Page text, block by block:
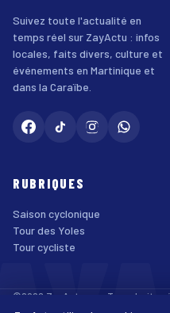
Suivez toute l'actualité en
temps réel sur ZayActu : infos
locales, faits divers, culture et
événements en Martinique et
dans la Caraïbe.
RUBRIQUES
Saison cyclonique
Tour des Yoles
Tour cycliste
©2026 ZayActu.org. Tous droits